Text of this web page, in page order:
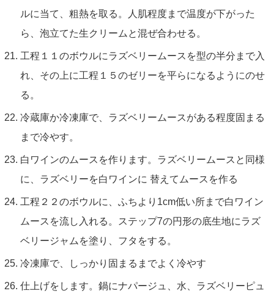
ルに当て、粗熱を取る。人肌程度まで温度が下がった
ら、泡立てた生クリームと混ぜ合わせる。
工程１１のボウルにラズベリームースを型の半分まで入
れ、その上に工程１５のゼリーを平らになるようにのせ
る。
冷蔵庫か冷凍庫で、ラズベリームースがある程度固まる
まで冷やす。
白ワインのムースを作ります。ラズベリームースと同様
に、ラズベリーを白ワインに 替えてムースを作る
工程２２のボウルに、ふちより1cm低い所まで白ワイン
ムースを流し入れる。ステップ7の円形の底生地にラズ
ベリージャムを塗り、フタをする。
冷凍庫で、しっかり固まるまでよく冷やす
仕上げをします。鍋にナパージュ、水、ラズベリーピュ